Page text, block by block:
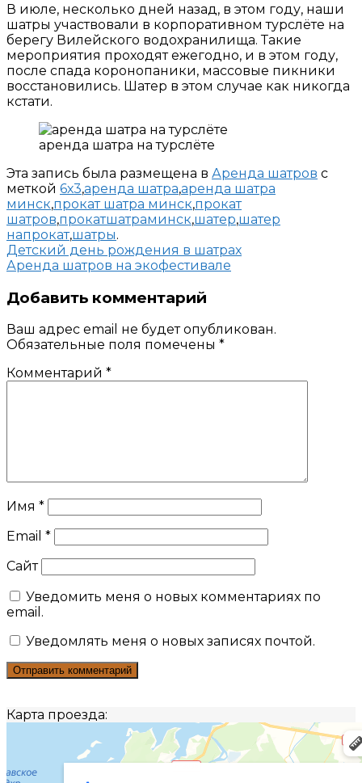
В июле, несколько дней назад, в этом году, наши
шатры участвовали в корпоративном турслёте на
берегу Вилейского водохранилища. Такие
мероприятия проходят ежегодно, и в этом году,
после спада коронопаники, массовые пикники
восстановились. Шатер в этом случае как никогда
кстати.
аренда шатра на турслёте
Эта запись была размещена в Аренда шатров с
меткой 6х3,аренда шатра,аренда шатра
минск,прокат шатра минск,прокат
шатров,прокатшатраминск,шатер,шатер
напрокат,шатры.
Детский день рождения в шатрах
Аренда шатров на экофестивале
Добавить комментарий
Ваш адрес email не будет опубликован.
Обязательные поля помечены *
Комментарий *
Имя *
Email *
Сайт
Уведомить меня о новых комментариях по
email.
Уведомлять меня о новых записях почтой.
Карта проезда: